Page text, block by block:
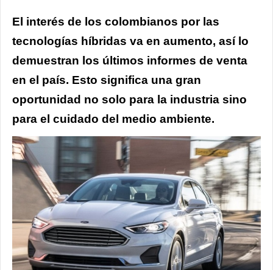
El interés de los colombianos por las
tecnologías híbridas va en aumento, así lo
demuestran los últimos informes de venta
en el país. Esto significa una gran
oportunidad no solo para la industria sino
para el cuidado del medio ambiente.